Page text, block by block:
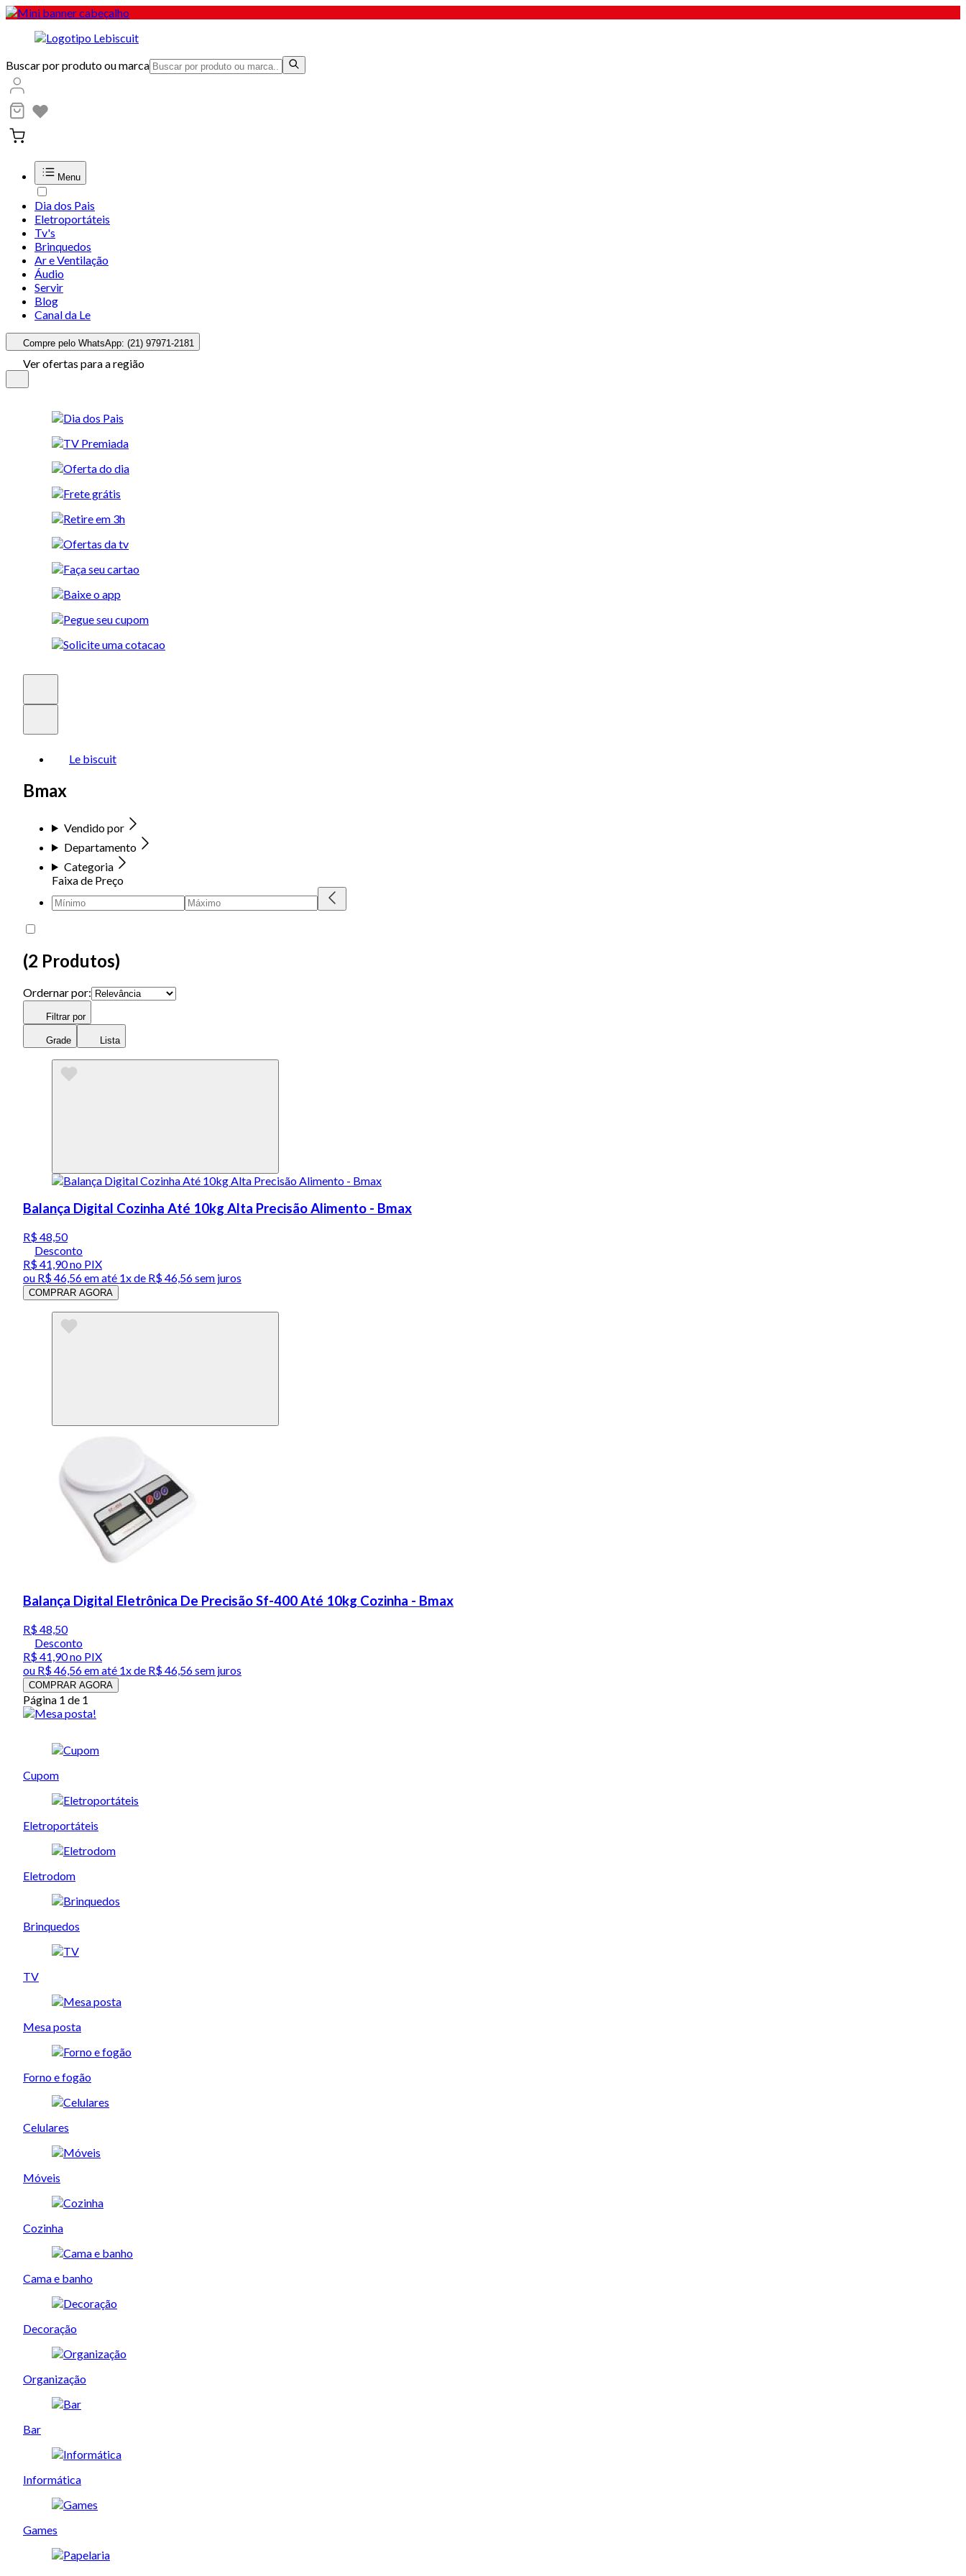
Buscar por produto ou marca
Menu
Dia dos Pais
Eletroportáteis
Tv's
Brinquedos
Ar e Ventilação
Áudio
Servir
Blog
Canal da Le
Compre pelo WhatsApp: (21) 97971-2181
Ver ofertas para a região
Le biscuit
Bmax
Vendido por
Departamento
Categoria
Faixa de Preço
(2 Produtos)
Ordernar por:
Filtrar por
Grade Lista
Balança Digital Cozinha Até 10kg Alta Precisão Alimento - Bmax
R$ 48,50
Desconto
R$ 41,90no PIX
ou R$ 46,56em até 1x de R$ 46,56sem juros
COMPRAR AGORA
Balança Digital Eletrônica De Precisão Sf-400 Até 10kg Cozinha - Bmax
R$ 48,50
Desconto
R$ 41,90no PIX
ou R$ 46,56em até 1x de R$ 46,56sem juros
COMPRAR AGORA
Página 1 de 1
Cupom
Eletroportáteis
Eletrodom
Brinquedos
TV
Mesa posta
Forno e fogão
Celulares
Móveis
Cozinha
Cama e banho
Decoração
Organização
Bar
Informática
Games